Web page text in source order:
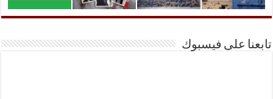
تابعنا على فيسبوك